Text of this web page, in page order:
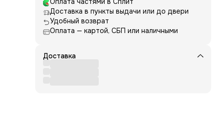
Доставка в пункты выдачи или до двери
Удобный возврат
Оплата — картой, СБП или наличными
Доставка